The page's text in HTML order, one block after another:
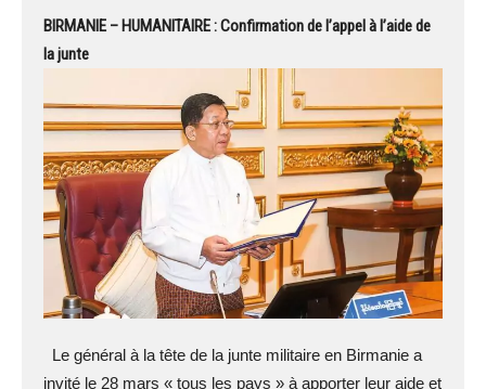
BIRMANIE – HUMANITAIRE : Confirmation de l’appel à l’aide de
la junte
Le général à la tête de la junte militaire en Birmanie a
invité le 28 mars « tous les pays » à apporter leur aide et